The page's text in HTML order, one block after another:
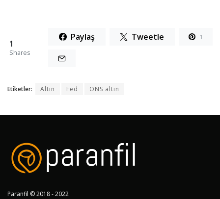
1
Shares
Paylaş Tweetle 1
Etiketler: Altın Fed ONS altın
Paranfil © 2018 - 2022